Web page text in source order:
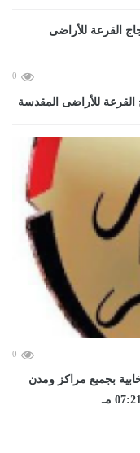
0
للأراضى المقدسة
0
بجميع مراكز ومدن